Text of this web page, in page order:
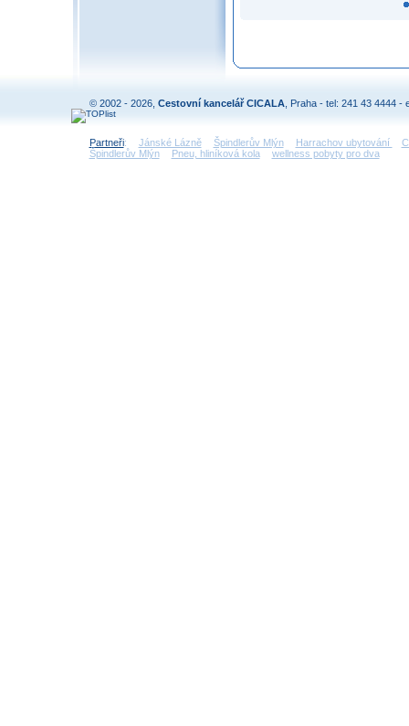
© 2002 - 2026, Cestovní kancelář CICALA , Praha - tel: 241 43 4444 -
Partneři: Jánské Lázně Špindlerův Mlýn Harrachov ubytování
Špindlerův Mlýn
Pneu, hliníková kola wellness pobyty pro dva